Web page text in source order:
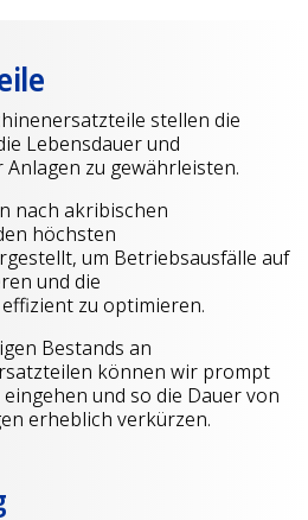
stellen die
Lebensdauer und
zu gewährleisten.
nach akribischen
höchsten
um Betriebsausfälle auf
und die
zu optimieren.
Bestands an
können wir prompt
und so die Dauer von
erheblich verkürzen.